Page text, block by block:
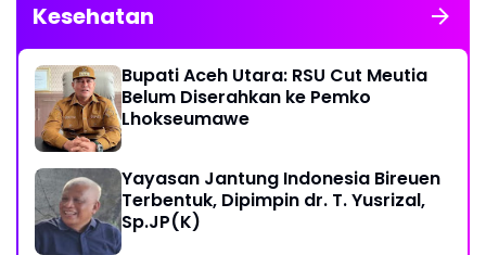
Kesehatan
Bupati Aceh Utara: RSU Cut Meutia
Belum Diserahkan ke Pemko
Lhokseumawe
Yayasan Jantung Indonesia Bireuen
Terbentuk, Dipimpin dr. T. Yusrizal,
Sp.JP(K)